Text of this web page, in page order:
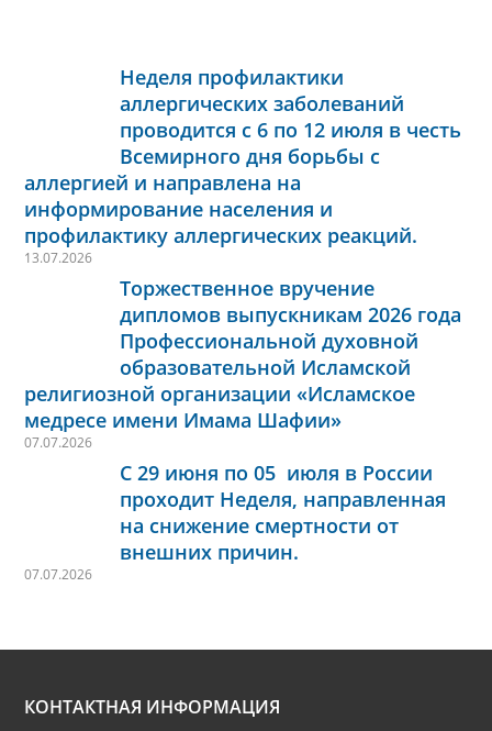
Неделя профилактики
аллергических заболеваний
проводится с 6 по 12 июля в честь
Всемирного дня борьбы с
аллергией и направлена на
информирование населения и
профилактику аллергических реакций.
13.07.2026
Торжественное вручение
дипломов выпускникам 2026 года
Профессиональной духовной
образовательной Исламской
религиозной организации «Исламское
медресе имени Имама Шафии»
07.07.2026
С 29 июня по 05 июля в России
проходит Неделя, направленная
на снижение смертности от
внешних причин.
07.07.2026
КОНТАКТНАЯ ИНФОРМАЦИЯ